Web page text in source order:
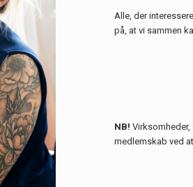
Alle, der
på, at vi sammen
NB!
medlemskab ved